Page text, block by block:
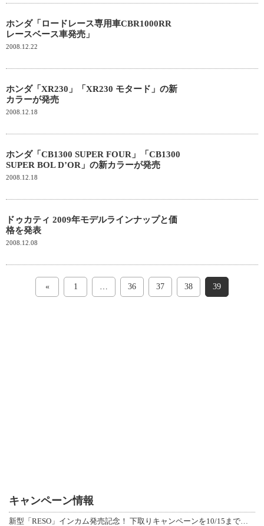
ホンダ「ロードレース専用車CBR1000RR
レースベース車発売」
2008.12.22
ホンダ「XR230」「XR230 モタード」の新
カラーが発売
2008.12.18
ホンダ「CB1300 SUPER FOUR」「CB1300
SUPER BOL D’OR」の新カラーが発売
2008.12.18
ドゥカティ 2009年モデルラインナップと価
格を発表
2008.12.08
« 1 … 36 37 38 39
キャンペーン情報
新型「RESO」インカム発売記念！ 下取りキャンペーンを10/15まで延長して開